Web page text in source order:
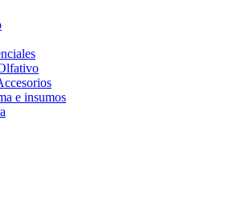
e insumos